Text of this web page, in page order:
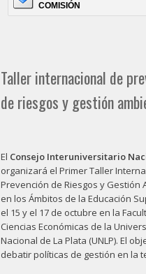
COMISIÓN
Taller internacional de
de riesgos y gestión
El Consejo Interuniversitario
organizará el Primer Taller
Prevención de Riesgos y Gestión
en los Ámbitos de la Educación
el 15 y el 17 de octubre en la
Ciencias Económicas de la
Nacional de La Plata (UNLP). El
debatir políticas de gestión en la